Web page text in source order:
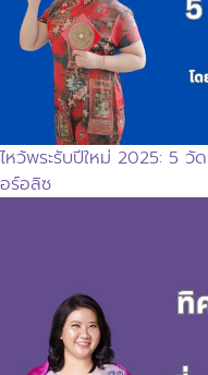
ไหว้พระรับปีใหม่ 2025: 5 วั
อร์อลิซ